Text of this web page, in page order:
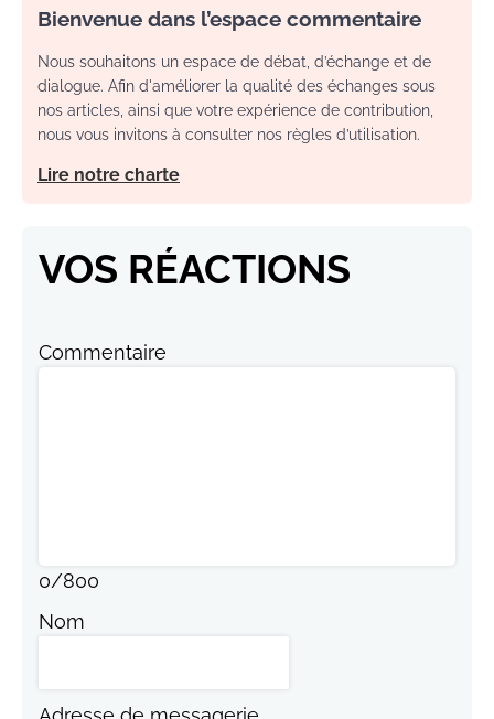
Bienvenue dans l’espace commentaire
Nous souhaitons un espace de débat, d’échange et de
dialogue. Afin d'améliorer la qualité des échanges sous
nos articles, ainsi que votre expérience de contribution,
nous vous invitons à consulter nos règles d’utilisation.
Lire notre charte
VOS RÉACTIONS
Commentaire
0/800
Nom